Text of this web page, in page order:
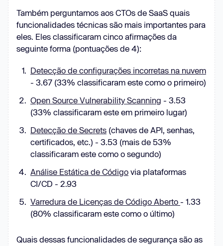
Também perguntamos aos CTOs de SaaS quais
funcionalidades técnicas são mais importantes para
eles. Eles classificaram cinco afirmações da
seguinte forma (pontuações de 4):
Detecção de configurações incorretas na nuvem
- 3.67 (33% classificaram este como o primeiro)
Open Source Vulnerability Scanning - 3.53
(33% classificaram este em primeiro lugar)
Detecção de Secrets (chaves de API, senhas,
certificados, etc.) - 3.53 (mais de 53%
classificaram este como o segundo)
Análise Estática de Código via plataformas
CI/CD - 2.93
Varredura de Licenças de Código Aberto - 1.33
(80% classificaram este como o último)
Quais dessas funcionalidades de segurança são as